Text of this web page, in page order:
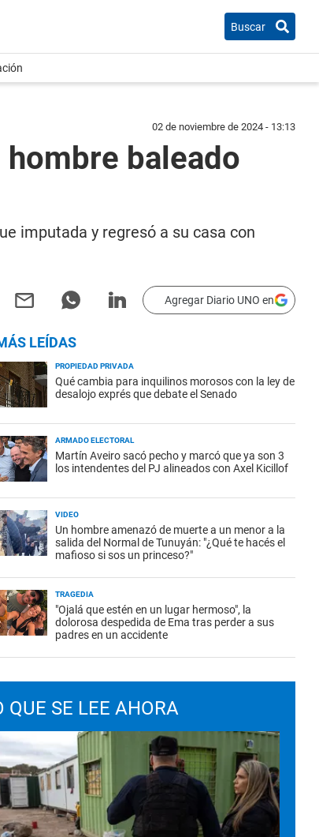
Buscar
02 de noviembre de 2024 - 13:13
baleado
imputada y regresó a su casa con
Agregar Diario UNO en
LEÍDAS
PROPIEDAD PRIVADA
Qué cambia para inquilinos morosos con la ley de
desalojo exprés que debate el Senado
ARMADO ELECTORAL
Martín Aveiro sacó pecho y marcó que ya son 3
los intendentes del PJ alineados con Axel Kicillof
VIDEO
Un hombre amenazó de muerte a un menor a la
salida del Normal de Tunuyán: "¿Qué te hacés el
mafioso si sos un princeso?"
TRAGEDIA
"Ojalá que estén en un lugar hermoso", la
dolorosa despedida de Ema tras perder a sus
padres en un accidente
QUE SE LEE AHORA